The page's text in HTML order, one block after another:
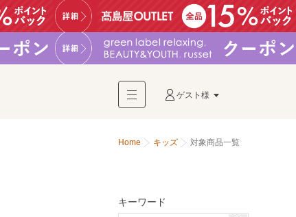
ゲスト様
Home キッズ 対象商品一覧
キーワード